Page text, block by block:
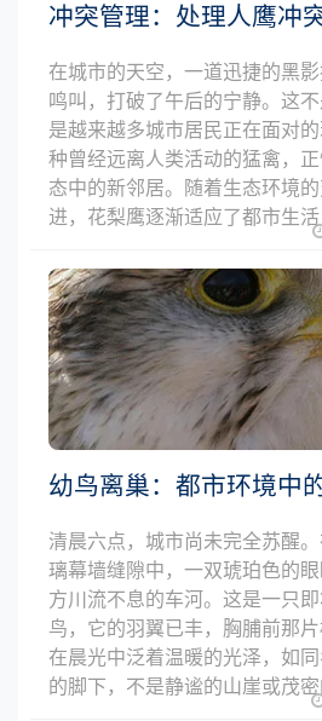
冲突管理：处理人鹰冲
在城市的天空，一道迅捷的黑
鸣叫，打破了午后的宁静。这
是越来越多城市居民正在面对
种曾经远离人类活动的猛禽，
态中的新邻居。随着生态环境
进，花梨鹰逐渐适应了都市生活
幼鸟离巢：都市环境中
清晨六点，城市尚未完全苏醒
璃幕墙缝隙中，一双琥珀色的
方川流不息的车河。这是一只
鸟，它的羽翼已丰，胸脯前那
在晨光中泛着温暖的光泽，如
的脚下，不是静谧的山崖或茂